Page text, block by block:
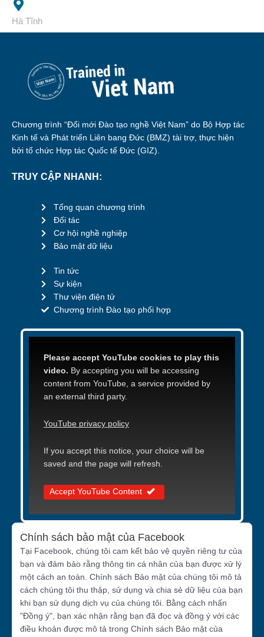
Hà Tĩnh
Chương trình “Đổi mới Đào tạo nghề Việt Nam” do Bộ Hợp tác
Kinh tế và Phát triển Liên bang Đức (BMZ) tài trợ, thực hiện
bởi tổ chức Hợp tác Quốc tế Đức (GIZ).
TRUY CẬP NHANH:
Tổng quan chương trình
Đối tác
Cơ hội nghề nghiệp
Bảo mật dữ liệu
Tin tức
Sự kiện
Thư viện điện tử
Chương trình Đào tạo phối hợp
Please accept YouTube cookies to play this
video. By accepting you will be accessing
content from YouTube, a service provided by
an external third party.
YouTube privacy policy
If you accept this notice, your choice will be
saved and the page will refresh.
Accept YouTube Content
Chính sách bảo mật của Facebook
Tại Facebook, chúng tôi cam kết bảo vệ quyền riêng tư của
bạn và đảm bảo rằng thông tin cá nhân của bạn được xử lý
một cách an toàn. Chính sách Bảo mật của chúng tôi mô tả
cách chúng tôi thu thập, sử dụng và chia sẻ dữ liệu của bạn
khi bạn sử dụng dịch vụ của chúng tôi. Bằng cách nhấn
"Đồng ý", bạn xác nhận rằng bạn đã đọc và đồng ý với các
điều khoản được mô tả trong Chính sách Bảo mật của